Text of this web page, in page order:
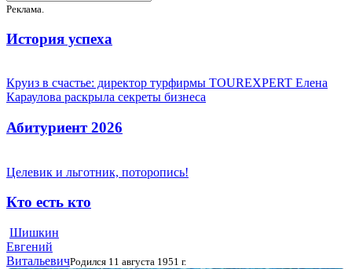
Реклама.
История успеха
Круиз в счастье: директор турфирмы TOUREXPERT Елена
Караулова раскрыла секреты бизнеса
Абитуриент 2026
Целевик и льготник, поторопись!
Кто есть кто
Шишкин
Евгений
ВитальевичРодился 11 августа 1951 г.